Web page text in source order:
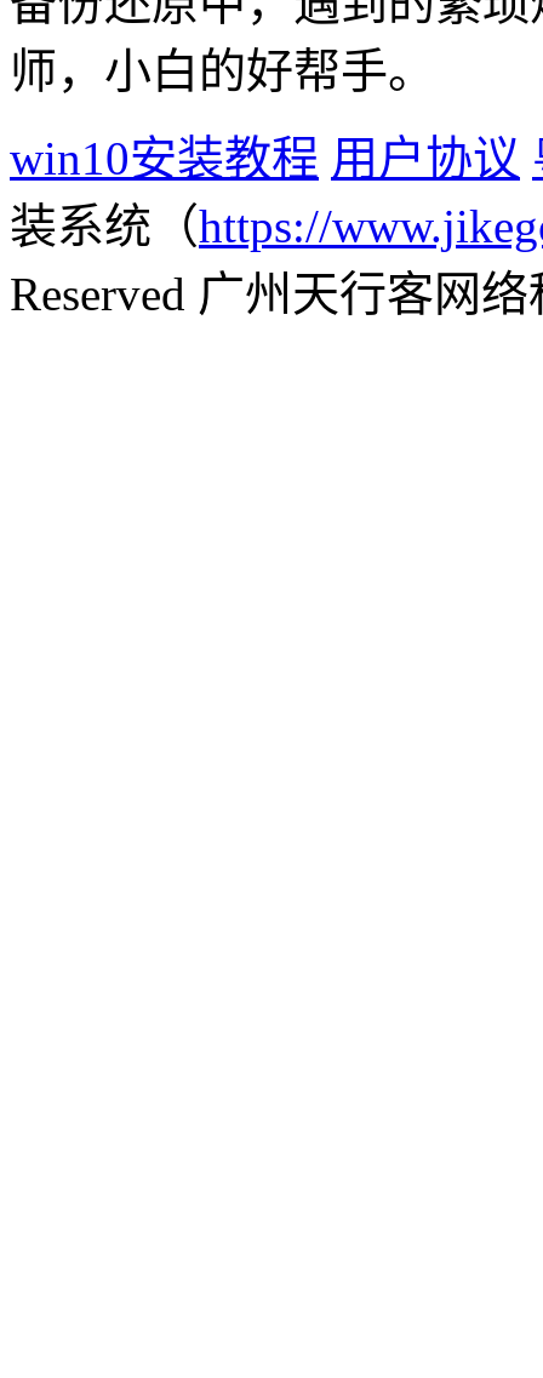
师，小白的好帮手。
win10安装教程 用户协议
装系统（https://
Reserved 广州天行客网